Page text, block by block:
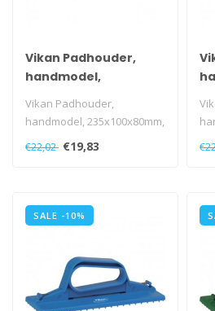
Vikan Padhouder,
handmodel,
235x100x80mm, wit
Vikan Padhouder,
handmodel, 235x100x80mm,
€22,02 €19,83
SALE -10%